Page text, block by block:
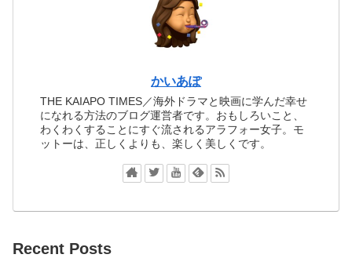
かいあぽ
THE KAIAPO TIMES／海外ドラマと映画に学んだ幸せ
になれる方法のブログ運営者です。おもしろいこと、
わくわくすることにすぐ流されるアラフォー女子。モ
ットーは、正しくよりも、楽しく美しくです。
Recent Posts